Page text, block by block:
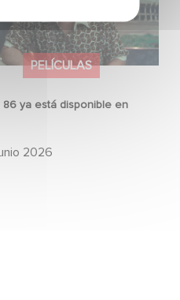
PELÍCULAS
86 ya está disponible en
2026